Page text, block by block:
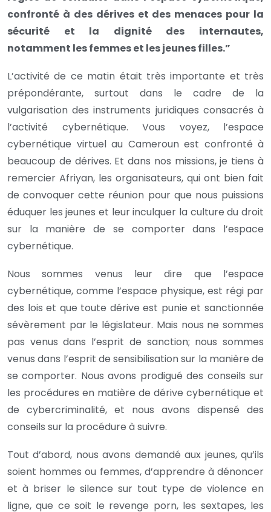
confronté à des dérives et des menaces pour la
sécurité et la dignité des internautes,
notamment les femmes et les jeunes filles.”
L’activité de ce matin était très importante et très
prépondérante, surtout dans le cadre de la
vulgarisation des instruments juridiques consacrés à
l’activité cybernétique. Vous voyez, l’espace
cybernétique virtuel au Cameroun est confronté à
beaucoup de dérives. Et dans nos missions, je tiens à
remercier Afriyan, les organisateurs, qui ont bien fait
de convoquer cette réunion pour que nous puissions
éduquer les jeunes et leur inculquer la culture du droit
sur la manière de se comporter dans l’espace
cybernétique.
Nous sommes venus leur dire que l’espace
cybernétique, comme l’espace physique, est régi par
des lois et que toute dérive est punie et sanctionnée
sévèrement par le législateur. Mais nous ne sommes
pas venus dans l’esprit de sanction; nous sommes
venus dans l’esprit de sensibilisation sur la manière de
se comporter. Nous avons prodigué des conseils sur
les procédures en matière de dérive cybernétique et
de cybercriminalité, et nous avons dispensé des
conseils sur la procédure à suivre.
Tout d’abord, nous avons demandé aux jeunes, qu’ils
soient hommes ou femmes, d’apprendre à dénoncer
et à briser le silence sur tout type de violence en
ligne, que ce soit le revenge porn, les sextapes, les